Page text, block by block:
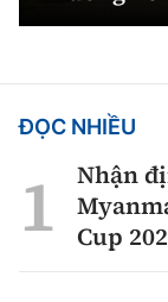
ĐỌC NHIỀU
Nhận
Cup